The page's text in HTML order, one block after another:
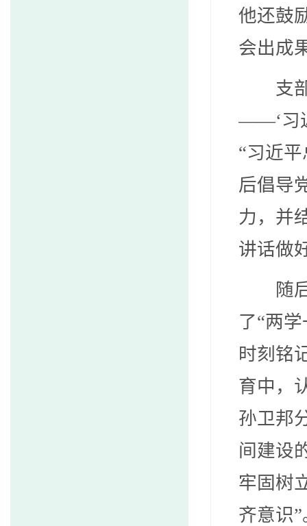
他还鼓
会出成
支
——‘习
“习近
后倡导
力，并
讲话做
随
了“两
时刻铭
育中，
孙卫邦
间建设
牢固树
齐意识”